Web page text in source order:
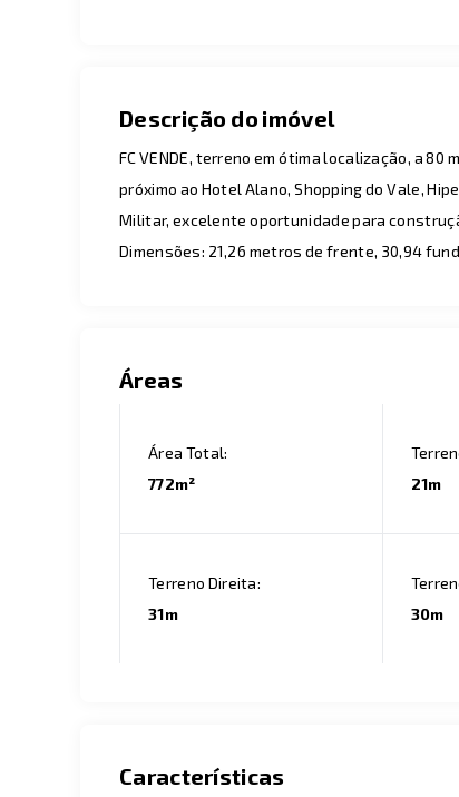
Descrição do imóvel
FC VENDE, terreno em ótima localização, a 80
próximo ao Hotel Alano, Shopping do Vale,
Militar, excelente oportunidade para
Dimensões: 21,26 metros de frente, 30,94
Áreas
Área Total:
772m²
21m
Terreno Direita:
31m
30m
Características